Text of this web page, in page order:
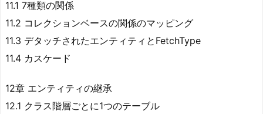
11.1 7種類の関係
11.2 コレクションベースの関係のマッピング
11.3 デタッチされたエンティティとFetchType
11.4 カスケード
12章 エンティティの継承
12.1 クラス階層ごとに1つのテーブル